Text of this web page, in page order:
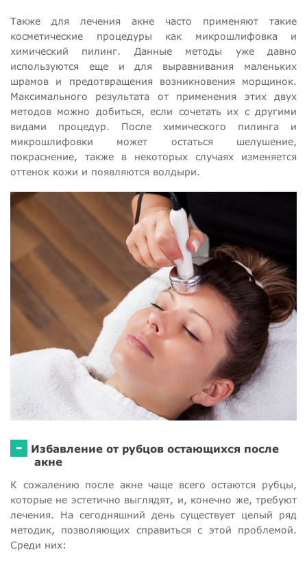
Также для лечения акне часто применяют такие
косметические процедуры как микрошлифовка и
химический пилинг. Данные методы уже давно
используются еще и для выравнивания маленьких
шрамов и предотвращения возникновения морщинок.
Максимального результата от применения этих двух
методов можно добиться, если сочетать их с другими
видами процедур. После химического пилинга и
микрошлифовки может остаться шелушение,
покраснение, также в некоторых случаях изменяется
оттенок кожи и появляются волдыри.
-
Избавление от рубцов остающихся после
акне
К сожалению после акне чаще всего остаются рубцы,
которые не эстетично выглядят, и, конечно же, требуют
лечения. На сегодняшний день существует целый ряд
методик, позволяющих справиться с этой проблемой.
Среди них: